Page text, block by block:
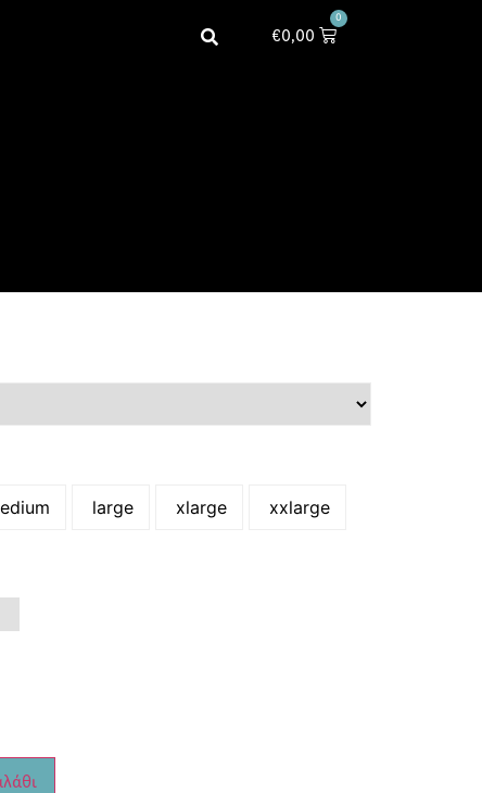
€0,00
0
large xlarge xxlarge